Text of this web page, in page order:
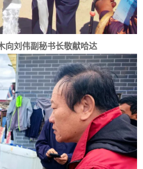
向刘伟副秘书长敬献哈达